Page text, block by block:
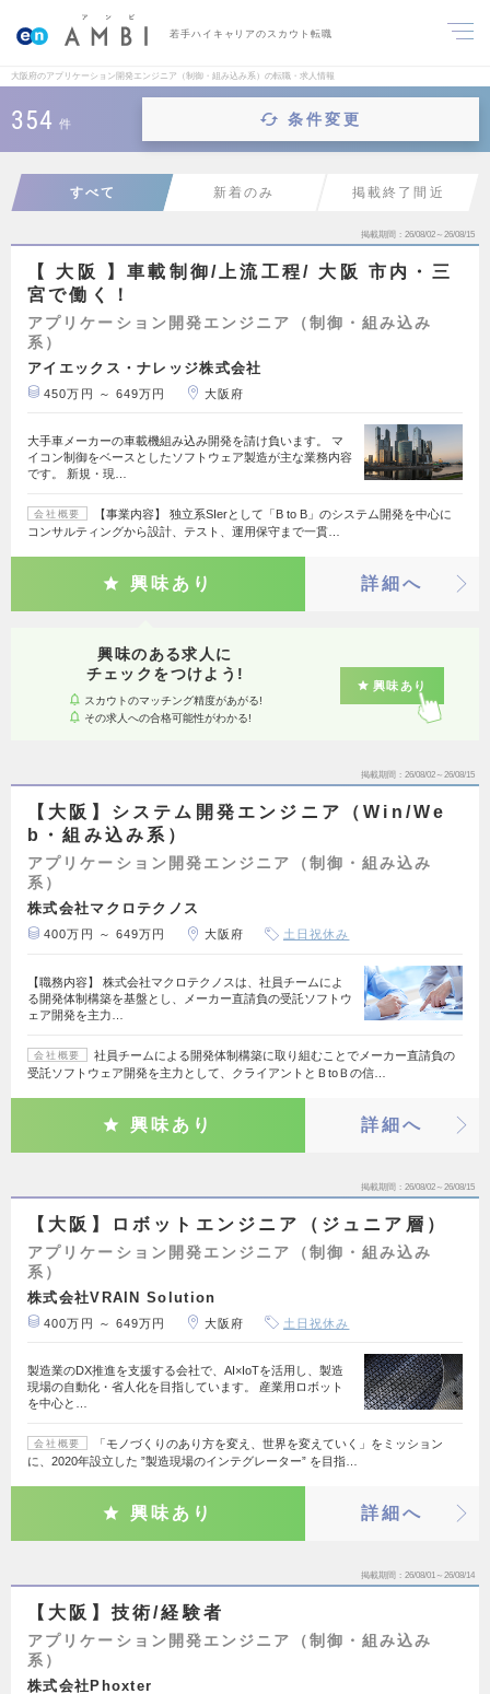
若手ハイキャリアのスカウト転職
大阪府のアプリケーション開発エンジニア（制御・組み込み系）の転職・求人情報
354 件 条件変更
すべて 新着のみ 掲載終了間近
掲載期間 26/08/02～26/08/15
【 大阪 】車載制御/上流工程/ 大阪 市内・三
宮で働く！
アプリケーション開発エンジニア（制御・組み込み
系）
アイエックス・ナレッジ株式会社
450万円 ～ 649万円 大阪府
大手車メーカーの車載機組み込み開発を請け負います。 マ
イコン制御をベースとしたソフトウェア製造が主な業務内容
です。 新規・現…
会社概要
【事業内容】 独立系SIerとして「B to B」のシステム開発を中心に
コンサルティングから設計、テスト、運用保守まで一貫…
興味あり 詳細へ
興味のある求人に
チェックをつけよう!
スカウトのマッチング精度があがる!
その求人への合格可能性がわかる!
興味あり
掲載期間 26/08/02～26/08/15
【大阪】システム開発エンジニア（Win/We
b・組み込み系）
アプリケーション開発エンジニア（制御・組み込み
系）
株式会社マクロテクノス
400万円 ～ 649万円 大阪府 土日祝休み
【職務内容】 株式会社マクロテクノスは、社員チームによ
る開発体制構築を基盤とし、メーカー直請負の受託ソフトウ
ェア開発を主力…
会社概要
社員チームによる開発体制構築に取り組むことでメーカー直請負の
受託ソフトウェア開発を主力として、クライアントとＢtoＢの信…
興味あり 詳細へ
掲載期間 26/08/02～26/08/15
【大阪】ロボットエンジニア（ジュニア層）
アプリケーション開発エンジニア（制御・組み込み
系）
株式会社VRAIN Solution
400万円 ～ 649万円 大阪府 土日祝休み
製造業のDX推進を支援する会社で、AI×IoTを活用し、製造
現場の自動化・省人化を目指しています。 産業用ロボット
を中心と…
会社概要
「モノづくりのあり方を変え、世界を変えていく」をミッション
に、2020年設立した ”製造現場のインテグレーター” を目指…
興味あり 詳細へ
掲載期間 26/08/01～26/08/14
【大阪】技術/経験者
アプリケーション開発エンジニア（制御・組み込み
系）
株式会社Phoxter